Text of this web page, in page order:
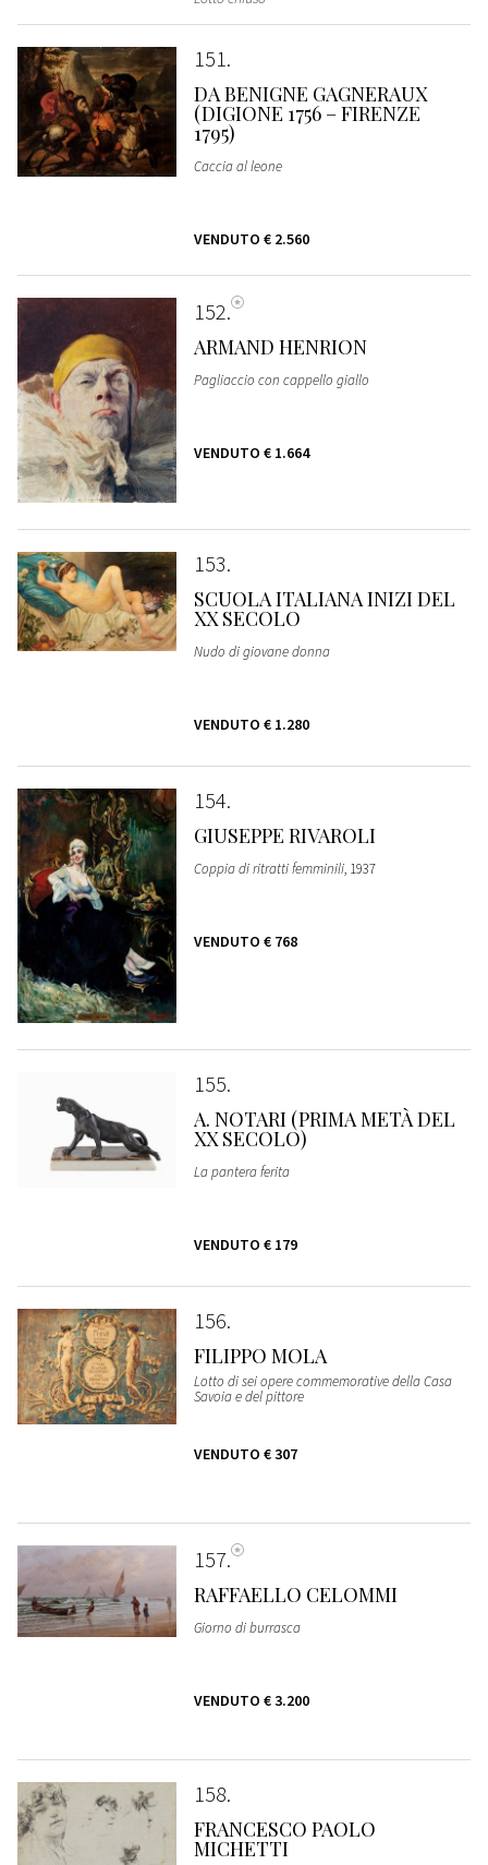
151
DA BENIGNE GAGNERAUX
(DIGIONE 1756 – FIRENZE
1795)
Caccia al leone
VENDUTO € 2.560
152
ARMAND HENRION
Pagliaccio con cappello giallo
VENDUTO € 1.664
153
SCUOLA ITALIANA INIZI DEL
XX SECOLO
Nudo di giovane donna
VENDUTO € 1.280
154
GIUSEPPE RIVAROLI
Coppia di ritratti femminili, 1937
VENDUTO € 768
155
A. NOTARI (PRIMA METÀ DEL
XX SECOLO)
La pantera ferita
VENDUTO € 179
156
FILIPPO MOLA
Lotto di sei opere commemorative della Casa
Savoia e del pittore
VENDUTO € 307
157
RAFFAELLO CELOMMI
Giorno di burrasca
VENDUTO € 3.200
158
FRANCESCO PAOLO
MICHETTI